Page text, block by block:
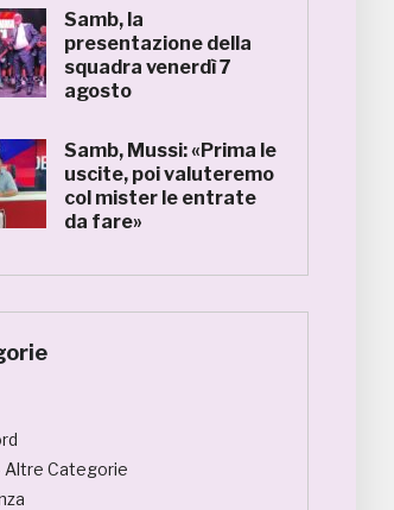
Samb, la
presentazione della
squadra venerdì 7
agosto
Samb, Mussi: «Prima le
uscite, poi valuteremo
col mister le entrate
da fare»
Altre Categorie